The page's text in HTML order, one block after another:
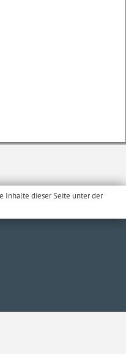
Inhalte dieser Seite unter der